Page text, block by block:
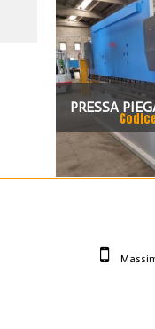
PRESSA
EPB